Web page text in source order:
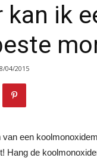
kan ik
04/2015
van een
Hang de